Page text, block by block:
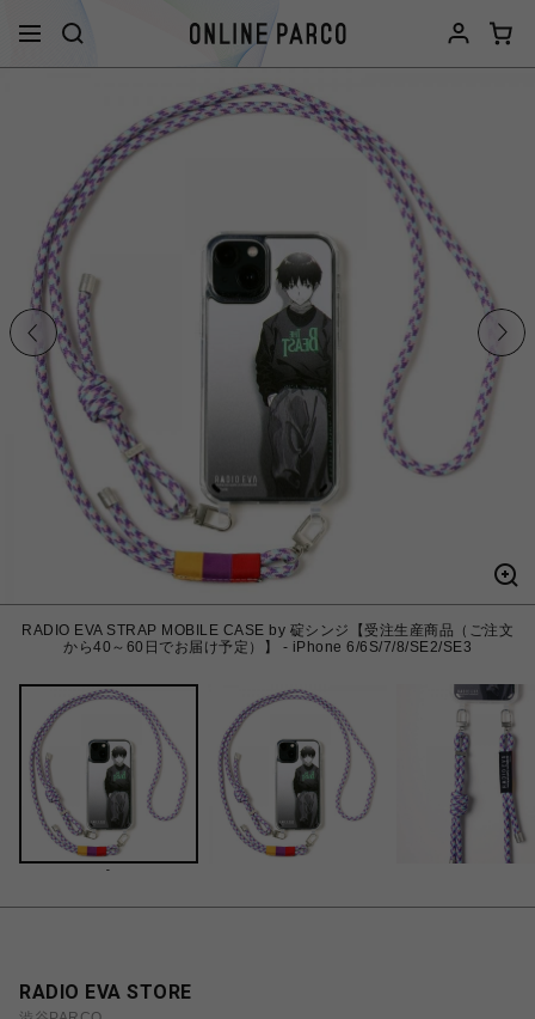
RADIO EVA STRAP MOBILE CASE by 碇シンジ【受注生産商品（ご注文
から40～60日でお届け予定）】 - iPhone 6/6S/7/8/SE2/SE3
-
RADIO EVA STORE